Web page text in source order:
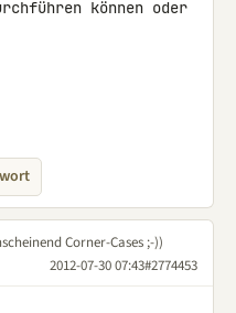
können oder
Corner-Cases ;-))
2012-07-30 07:43#2774453